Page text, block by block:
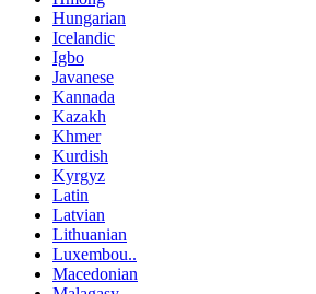
Hungarian
Icelandic
Igbo
Javanese
Kannada
Kazakh
Khmer
Kurdish
Kyrgyz
Latin
Latvian
Lithuanian
Luxembou..
Macedonian